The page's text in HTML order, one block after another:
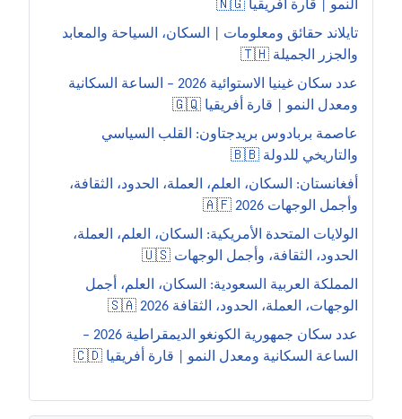
النمو | قارة أفريقيا 🇳🇬
تايلاند حقائق ومعلومات | السكان، السياحة والمعابد
والجزر الجميلة 🇹🇭
عدد سكان غينيا الاستوائية 2026 – الساعة السكانية
ومعدل النمو | قارة أفريقيا 🇬🇶
عاصمة بربادوس بريدجتاون: القلب السياسي
والتاريخي للدولة 🇧🇧
أفغانستان: السكان، العلم، العملة، الحدود، الثقافة،
وأجمل الوجهات 2026 🇦🇫
الولايات المتحدة الأمريكية: السكان، العلم، العملة،
الحدود، الثقافة، وأجمل الوجهات 🇺🇸
المملكة العربية السعودية: السكان، العلم، أجمل
الوجهات، العملة، الحدود، الثقافة 2026 🇸🇦
عدد سكان جمهورية الكونغو الديمقراطية 2026 –
الساعة السكانية ومعدل النمو | قارة أفريقيا 🇨🇩